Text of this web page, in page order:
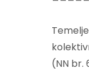
(NN br.